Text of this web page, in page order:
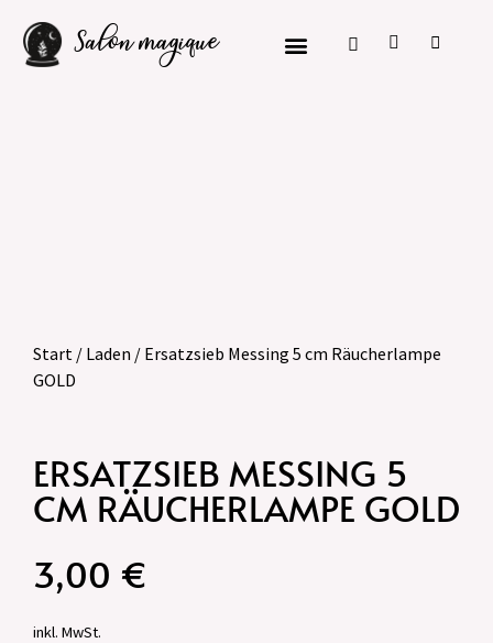
Salon magique
Start / Laden / Ersatzsieb Messing 5 cm Räucherlampe
GOLD
ERSATZSIEB MESSING 5
CM RÄUCHERLAMPE GOLD
3,00 €
inkl. MwSt.